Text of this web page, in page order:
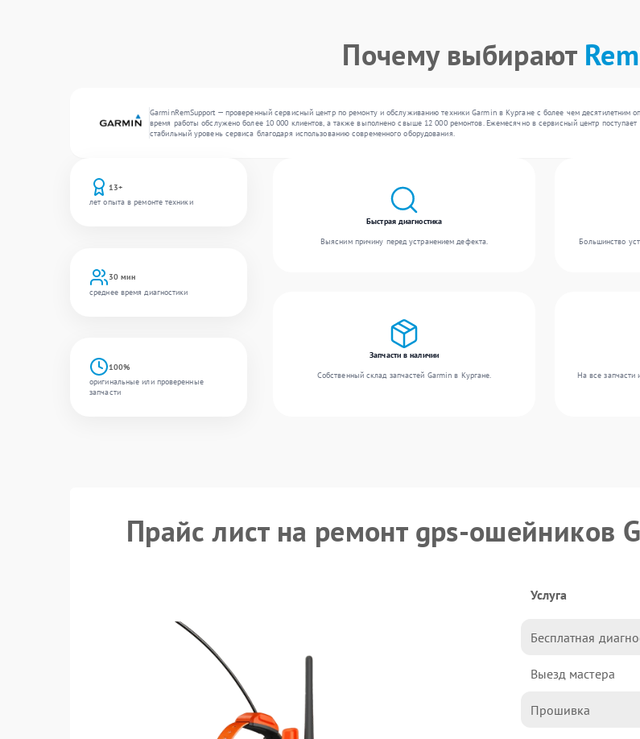
Почему выбирают
GarminRemSupport — проверенный сервисный центр по ремонту и обслуживанию техники Garmin в Кургане с более чем
время работы обслужено более 10 000 клиентов, а также выполнено свыше 12 000 ремонтов. Ежемесячно в сервисный центр
стабильный уровень сервиса благодаря использованию современного оборудования.
13+
лет опыта в ремонте техники
30 мин
среднее время диагностики
100%
оригинальные или проверенные
запчасти
Быстрая диагностика
Выясним причину перед устранением дефекта.
Большинство
Запчасти в наличии
Собственный склад запчастей Garmin в Кургане.
На все запчасти
Прайс лист на ремонт gps-ошейников
Услуга
Бесплатная
Выезд мастера
Прошивка